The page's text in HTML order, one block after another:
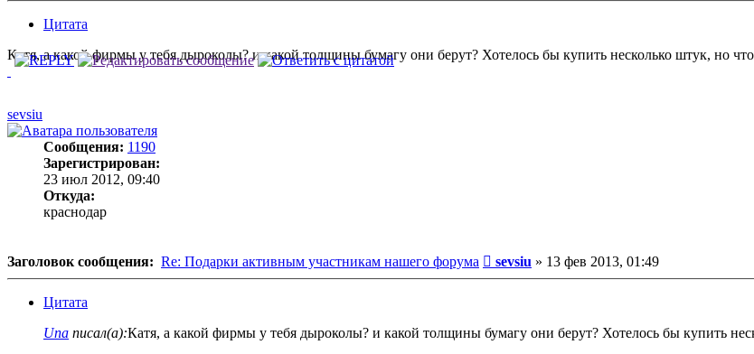
Цитата
Катя, а какой фирмы у тебя дыроколы? и какой толщины бумагу они берут? Хотелось бы купить несколько штук, но
sevsiu
Сообщения: 1190
Зарегистрирован:
23 июл 2012, 09:40
Откуда:
краснодар
Заголовок сообщения: Re: Подарки активным участникам нашего форума Сообщение
sevsiu » 13 фев 2013, 01:49
Цитата
Una писал(а):Катя, а какой фирмы у тебя дыроколы? и какой толщины бумагу они берут? Хотелось бы купить